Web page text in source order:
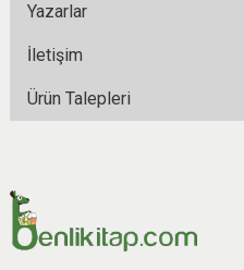
Yazarlar
İletişim
Ürün Talepleri